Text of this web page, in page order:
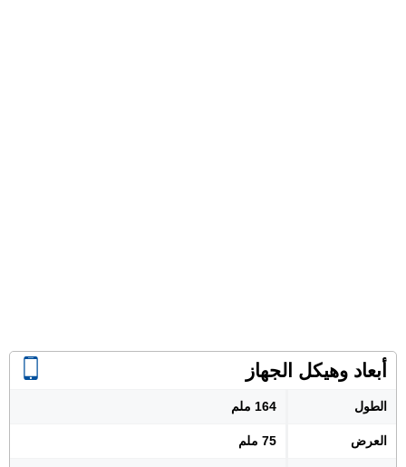
أبعاد وهيكل الجهاز
الطول 164 ملم
العرض 75 ملم